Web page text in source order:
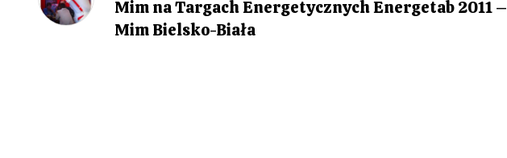
a
Mim na Targach Energetycznych Energetab 2011 –
Mim Bielsko-Biała